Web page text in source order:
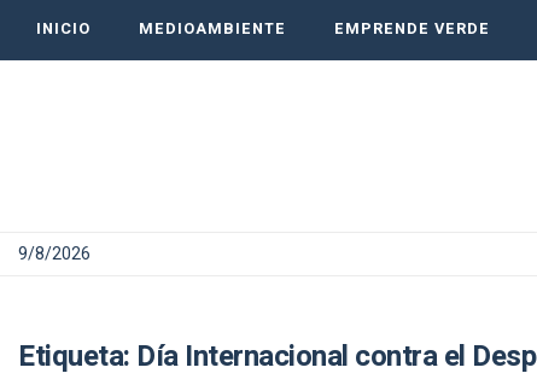
INICIO MEDIOAMBIENTE EMPRENDE VERDE
9/8/2026
Etiqueta: Día Internacional contra el